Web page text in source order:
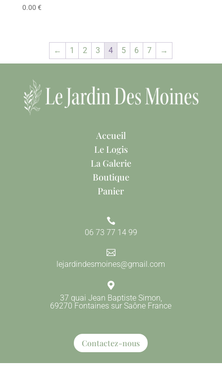
0.00 €
← 1 2 3 4 5 6 7 →
Accueil
Le Logis
La Galerie
Boutique
Panier

06 73 77 14 99

lejardindesmoines@gmail.com

37 quai Jean Baptiste Simon,
69270 Fontaines sur Saône France
Contactez-nous